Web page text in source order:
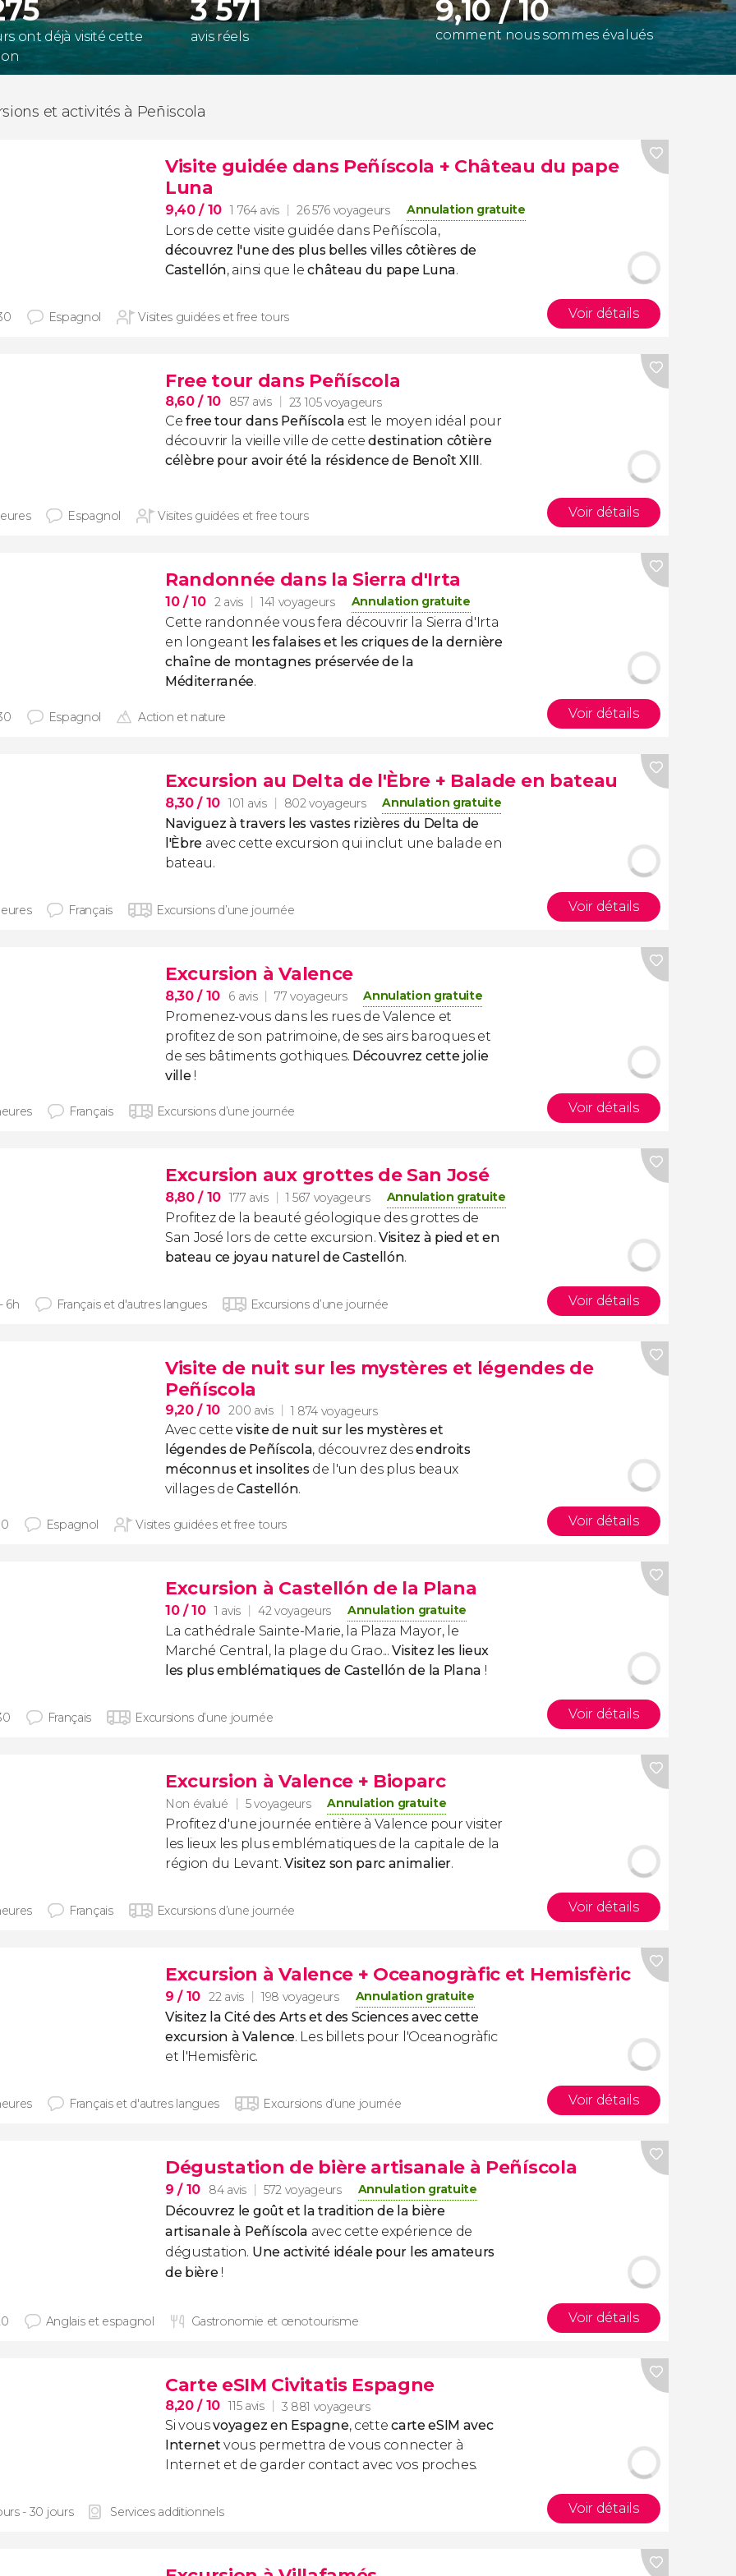
ont déjà visité cette
3 571
avis réels
9,10 / 10
comment nous sommes évalués
et activités à Peñiscola
Visite guidée dans Peñíscola + Château du pape
Luna
9,40/ 10 1 764 avis 26 576 voyageurs Annulation gratuite
Lors de cette visite guidée dans Peñíscola,
découvrez l'une des plus belles villes côtières de
Castellón, ainsi que lechâteau du pape Luna.
Espagnol Visites guidées et free tours Voir détails
Free tour dans Peñíscola
8,60/ 10 857 avis 23 105 voyageurs
Cefree tour dans Peñíscola est le moyen idéal pour
découvrir la vieille ville de cettedestination côtière
célèbre pour avoir été la résidence de Benoît XIII.
Espagnol Visites guidées et free tours Voir détails
Randonnée dans la Sierra d'Irta
10/ 10 2 avis 141 voyageurs Annulation gratuite
Cette randonnée vous fera découvrir la Sierra d'Irta
en longeant les falaises et les criques de la dernière
chaîne de montagnes préservée de la
Méditerranée.
Espagnol Action et nature Voir détails
Excursion au Delta de l'Èbre + Balade en bateau
8,30/ 10 101 avis 802 voyageurs Annulation gratuite
Naviguez à travers les vastes rizières du Delta de
l'Èbre avec cette excursion qui inclut une balade en
bateau.
Français Excursions d’une journée Voir détails
Excursion à Valence
8,30/ 10 6 avis 77 voyageurs Annulation gratuite
Promenez-vous dans les rues de Valence et
profitez de son patrimoine, de ses airs baroques et
de ses bâtiments gothiques. Découvrez cette jolie
ville !
Français Excursions d’une journée Voir détails
Excursion aux grottes de San José
8,80/ 10 177 avis 1 567 voyageurs Annulation gratuite
Profitez de la beauté géologique des grottes de
San José lors de cette excursion.Visitez à pied et en
bateau ce joyau naturel de Castellón.
6h Français et d'autres langues Excursions d’une journée Voir détails
Visite de nuit sur les mystères et légendes de
Peñíscola
9,20/ 10 200 avis 1 874 voyageurs
Avec cettevisite de nuit sur les mystères et
légendes de Peñíscola, découvrez desendroits
méconnus et insolites de l'un des plus beaux
villages deCastellón.
Espagnol Visites guidées et free tours Voir détails
Excursion à Castellón de la Plana
10/ 10 1 avis 42 voyageurs Annulation gratuite
La cathédrale Sainte-Marie, la Plaza Mayor, le
Marché Central, la plage du Grao...Visitez les lieux
les plus emblématiques de Castellón de la Plana !
Français Excursions d’une journée Voir détails
Excursion à Valence + Bioparc
Non évalué 5 voyageurs Annulation gratuite
Profitez d'une journée entière à Valence pour visiter
les lieux les plus emblématiques de la capitale de la
région du Levant.Visitez son parc animalier.
Français Excursions d’une journée Voir détails
Excursion à Valence + Oceanogràfic et Hemisfèric
9/ 10 22 avis 198 voyageurs Annulation gratuite
Visitez la Cité des Arts et des Sciences avec cette
excursion à Valence. Les billets pour l'Oceanogràfic
et l'Hemisfèric.
Français et d'autres langues Excursions d’une journée Voir détails
Dégustation de bière artisanale à Peñíscola
9/ 10 84 avis 572 voyageurs Annulation gratuite
Découvrez le goût et la tradition de la bière
artisanale à Peñíscola avec cette expérience de
dégustation. Une activité idéale pour les amateurs
de bière !
Anglais et espagnol Gastronomie et œnotourisme Voir détails
Carte eSIM Civitatis Espagne
8,20/ 10 115 avis 3 881 voyageurs
Si vousvoyagez en Espagne, cettecarte eSIM avec
Internet vous permettra de vous connecter à
Internet et de garder contact avec vos proches.
- 30 jours Services additionnels Voir détails